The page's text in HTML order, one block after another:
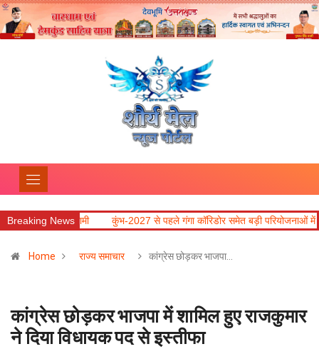
Breaking Newsकुंभ-2027 से पहले गंगा कॉरिडोर समेत बड़ी परियोजनाओं में तेजी लाने के निर्देश
Home राज्य समाचार कांग्रेस छोड़कर भाजपा…
कांग्रेस छोड़कर भाजपा में शामिल हुए राजकुमार
ने दिया विधायक पद से इस्तीफा